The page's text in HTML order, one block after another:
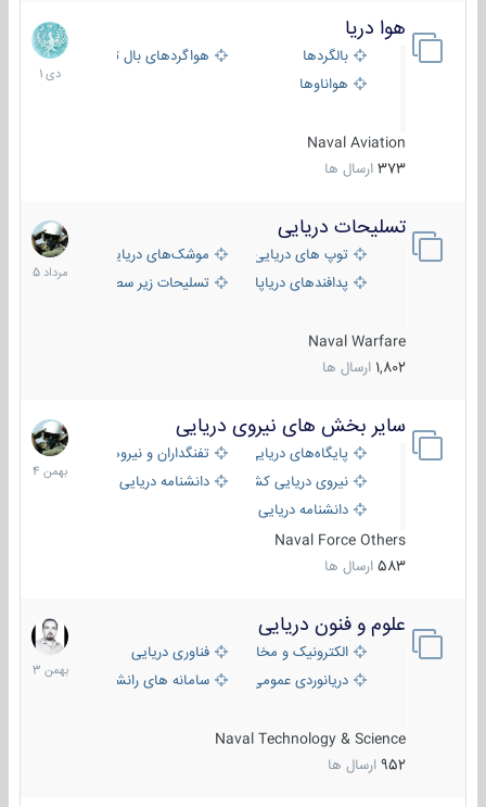
هوا دریا
بالگردها
هواگردهای بال ثابت
هواناوها
Naval Aviation
373 ارسال ها
12
دی
1401
تسلیحات دریایی
توپ های دریایی
موشک‌های دریایی
پدافندهای دریاپایه
تسلیحات زیر سطحی
Naval Warfare
1,802 ارسال ها
2
مرداد
1405
سایر بخش های نیروی دریایی
پایگاه‌های دریایی
تفنگداران و نیروهای ویژه‌ی دریایی
نیروی دریایی کشورهای مختلفدانشنامه دریایی
دانشنامه دریایی کپی
Naval Force Others
583 ارسال ها
22
بهمن
1404
علوم و فنون دریایی
الکترونیک و مخابرات دریاییفناوری دریایی
دریانوردی عمومی
سامانه های رانشی دریایی
Naval Technology & Science
952 ارسال ها
6
بهمن
1403